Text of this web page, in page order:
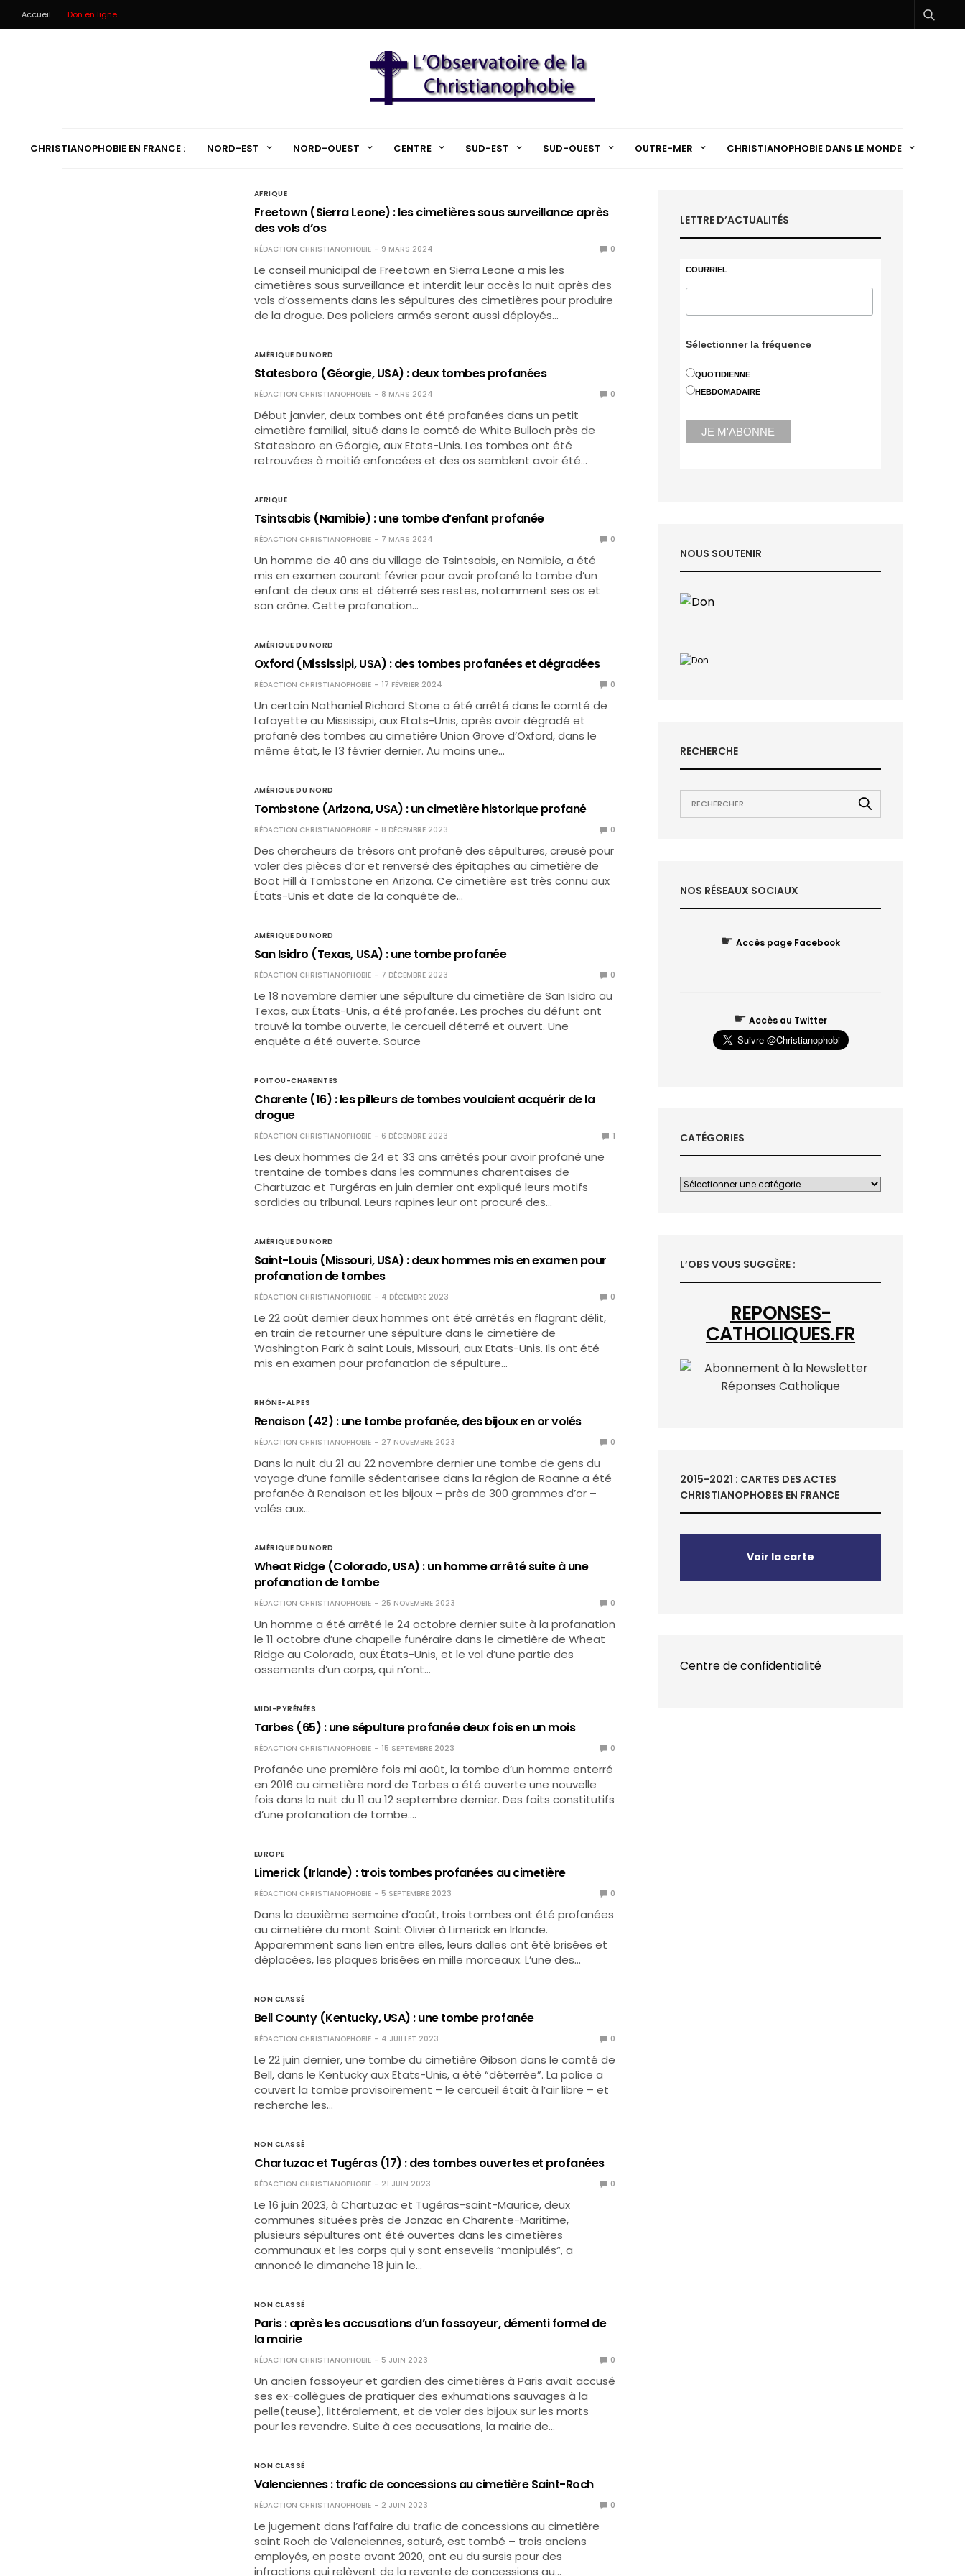
Accueil Don en ligne
CHRISTIANOPHOBIE EN FRANCE : NORD-EST NORD-OUEST CENTRE SUD-EST SUD-OUEST OUTRE-MER CHRISTIANOPHOBIE DANS LE MONDE
AFRIQUE
Freetown (Sierra Leone) : les cimetières sous surveillance après
des vols d’os
RÉDACTION CHRISTIANOPHOBIE 9 MARS 2024 0
Le conseil municipal de Freetown en Sierra Leone a mis les
cimetières sous surveillance et interdit leur accès la nuit après des
vols d’ossements dans les sépultures des cimetières pour produire
de la drogue. Des policiers armés seront aussi déployés…
AMÉRIQUE DU NORD
Statesboro (Géorgie, USA) : deux tombes profanées
RÉDACTION CHRISTIANOPHOBIE 8 MARS 2024 0
Début janvier, deux tombes ont été profanées dans un petit
cimetière familial, situé dans le comté de White Bulloch près de
Statesboro en Géorgie, aux Etats-Unis. Les tombes ont été
retrouvées à moitié enfoncées et des os semblent avoir été…
AFRIQUE
Tsintsabis (Namibie) : une tombe d’enfant profanée
RÉDACTION CHRISTIANOPHOBIE 7 MARS 2024 0
Un homme de 40 ans du village de Tsintsabis, en Namibie, a été
mis en examen courant février pour avoir profané la tombe d’un
enfant de deux ans et déterré ses restes, notamment ses os et
son crâne. Cette profanation…
AMÉRIQUE DU NORD
Oxford (Mississipi, USA) : des tombes profanées et dégradées
RÉDACTION CHRISTIANOPHOBIE 17 FÉVRIER 2024 0
Un certain Nathaniel Richard Stone a été arrêté dans le comté de
Lafayette au Mississipi, aux Etats-Unis, après avoir dégradé et
profané des tombes au cimetière Union Grove d’Oxford, dans le
même état, le 13 février dernier. Au moins une…
AMÉRIQUE DU NORD
Tombstone (Arizona, USA) : un cimetière historique profané
RÉDACTION CHRISTIANOPHOBIE 8 DÉCEMBRE 2023 0
Des chercheurs de trésors ont profané des sépultures, creusé pour
voler des pièces d’or et renversé des épitaphes au cimetière de
Boot Hill à Tombstone en Arizona. Ce cimetière est très connu aux
États-Unis et date de la conquête de…
AMÉRIQUE DU NORD
San Isidro (Texas, USA) : une tombe profanée
RÉDACTION CHRISTIANOPHOBIE 7 DÉCEMBRE 2023 0
Le 18 novembre dernier une sépulture du cimetière de San Isidro au
Texas, aux États-Unis, a été profanée. Les proches du défunt ont
trouvé la tombe ouverte, le cercueil déterré et ouvert. Une
enquête a été ouverte. Source
POITOU-CHARENTES
Charente (16) : les pilleurs de tombes voulaient acquérir de la
drogue
RÉDACTION CHRISTIANOPHOBIE 6 DÉCEMBRE 2023 1
Les deux hommes de 24 et 33 ans arrêtés pour avoir profané une
trentaine de tombes dans les communes charentaises de
Chartuzac et Turgéras en juin dernier ont expliqué leurs motifs
sordides au tribunal. Leurs rapines leur ont procuré des…
AMÉRIQUE DU NORD
Saint-Louis (Missouri, USA) : deux hommes mis en examen pour
profanation de tombes
RÉDACTION CHRISTIANOPHOBIE 4 DÉCEMBRE 2023 0
Le 22 août dernier deux hommes ont été arrêtés en flagrant délit,
en train de retourner une sépulture dans le cimetière de
Washington Park à saint Louis, Missouri, aux Etats-Unis. Ils ont été
mis en examen pour profanation de sépulture…
RHÔNE-ALPES
Renaison (42) : une tombe profanée, des bijoux en or volés
RÉDACTION CHRISTIANOPHOBIE 27 NOVEMBRE 2023 0
Dans la nuit du 21 au 22 novembre dernier une tombe de gens du
voyage d’une famille sédentarisee dans la région de Roanne a été
profanée à Renaison et les bijoux – près de 300 grammes d’or –
volés aux…
AMÉRIQUE DU NORD
Wheat Ridge (Colorado, USA) : un homme arrêté suite à une
profanation de tombe
RÉDACTION CHRISTIANOPHOBIE 25 NOVEMBRE 2023 0
Un homme a été arrêté le 24 octobre dernier suite à la profanation
le 11 octobre d’une chapelle funéraire dans le cimetière de Wheat
Ridge au Colorado, aux États-Unis, et le vol d’une partie des
ossements d’un corps, qui n’ont…
MIDI-PYRÉNÉES
Tarbes (65) : une sépulture profanée deux fois en un mois
RÉDACTION CHRISTIANOPHOBIE 15 SEPTEMBRE 2023 0
Profanée une première fois mi août, la tombe d’un homme enterré
en 2016 au cimetière nord de Tarbes a été ouverte une nouvelle
fois dans la nuit du 11 au 12 septembre dernier. Des faits constitutifs
d’une profanation de tombe.…
EUROPE
Limerick (Irlande) : trois tombes profanées au cimetière
RÉDACTION CHRISTIANOPHOBIE 5 SEPTEMBRE 2023 0
Dans la deuxième semaine d’août, trois tombes ont été profanées
au cimetière du mont Saint Olivier à Limerick en Irlande.
Apparemment sans lien entre elles, leurs dalles ont été brisées et
déplacées, les plaques brisées en mille morceaux. L’une des…
NON CLASSÉ
Bell County (Kentucky, USA) : une tombe profanée
RÉDACTION CHRISTIANOPHOBIE 4 JUILLET 2023 0
Le 22 juin dernier, une tombe du cimetière Gibson dans le comté de
Bell, dans le Kentucky aux Etats-Unis, a été “déterrée”. La police a
couvert la tombe provisoirement – le cercueil était à l’air libre – et
recherche les…
NON CLASSÉ
Chartuzac et Tugéras (17) : des tombes ouvertes et profanées
RÉDACTION CHRISTIANOPHOBIE 21 JUIN 2023 0
Le 16 juin 2023, à Chartuzac et Tugéras-saint-Maurice, deux
communes situées près de Jonzac en Charente-Maritime,
plusieurs sépultures ont été ouvertes dans les cimetières
communaux et les corps qui y sont ensevelis “manipulés“, a
annoncé le dimanche 18 juin le…
NON CLASSÉ
Paris : après les accusations d’un fossoyeur, démenti formel de
la mairie
RÉDACTION CHRISTIANOPHOBIE 5 JUIN 2023 0
Un ancien fossoyeur et gardien des cimetières à Paris avait accusé
ses ex-collègues de pratiquer des exhumations sauvages à la
pelle(teuse), littéralement, et de voler des bijoux sur les morts
pour les revendre. Suite à ces accusations, la mairie de…
NON CLASSÉ
Valenciennes : trafic de concessions au cimetière Saint-Roch
RÉDACTION CHRISTIANOPHOBIE 2 JUIN 2023 0
Le jugement dans l’affaire du trafic de concessions au cimetière
saint Roch de Valenciennes, saturé, est tombé – trois anciens
employés, en poste avant 2020, ont eu du sursis pour des
infractions qui relèvent de la revente de concessions au…
LETTRE D’ACTUALITÉS
COURRIEL
Sélectionner la fréquence
QUOTIDIENNE
HEBDOMADAIRE
NOUS SOUTENIR
RECHERCHE
NOS RÉSEAUX SOCIAUX
☛ Accès page Facebook
☛ Accès au Twitter
CATÉGORIES
L’OBS VOUS SUGGÈRE :
REPONSES-
CATHOLIQUES.FR
2015-2021 : CARTES DES ACTES
CHRISTIANOPHOBES EN FRANCE
Voir la carte
Centre de confidentialité